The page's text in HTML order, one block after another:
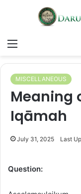
MISCELLANEOUS
Meaning
Iqāmah
July 31, 2025 Last
Question: